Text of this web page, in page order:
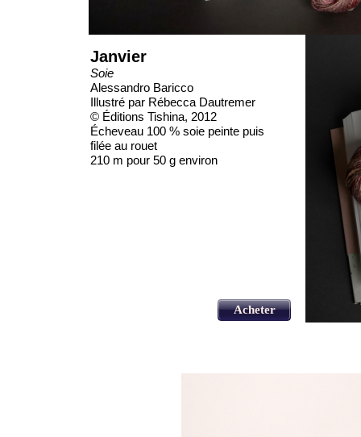
Janvier
Soie
Alessandro Baricco
Illustré par Rébecca Dautremer
© Éditions Tishina, 2012
Écheveau 100 % soie peinte puis
filée au rouet
210 m pour 50 g environ
Acheter